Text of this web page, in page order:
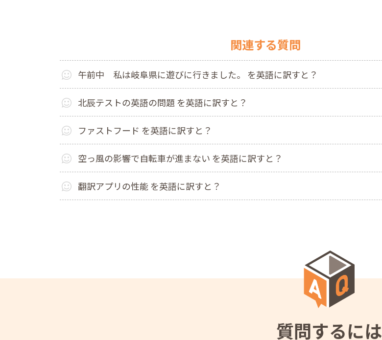
関連する質問
午前中 私は岐阜県に遊びに行きました。 を英語に訳すと？
北辰テストの英語の問題 を英語に訳すと？
ファストフード を英語に訳すと？
空っ風の影響で自転車が進まない を英語に訳すと？
翻訳アプリの性能 を英語に訳すと？
質問するには